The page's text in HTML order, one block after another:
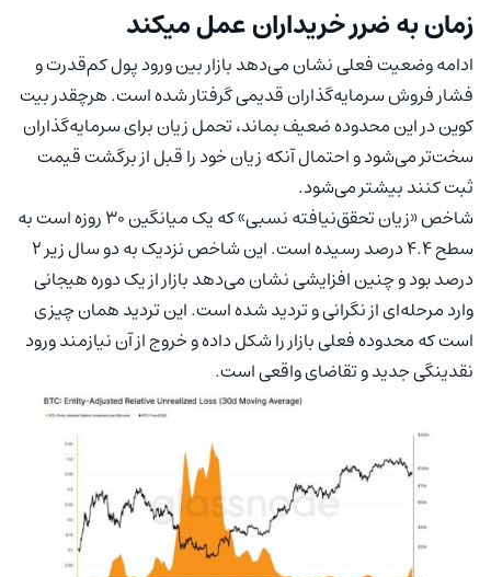
زمان به ضرر خریداران عمل میکند
ادامه وضعیت فعلی نشان می‌دهد بازار بین ورود پول کم‌قدرت و
فشار فروش سرمایه‌گذاران قدیمی گرفتار شده است. هرچقدر بیت
کوین در این محدوده ضعیف بماند، تحمل زیان برای سرمایه‌گذاران
سخت‌تر می‌شود و احتمال آنکه زیان خود را قبل از برگشت قیمت
ثبت کنند بیشتر می‌شود.
شاخص «زیان تحقق‌نیافته نسبی» که یک میانگین ۳۰ روزه است به
سطح ۴.۴ درصد رسیده است. این شاخص نزدیک به دو سال زیر ۲
درصد بود و چنین افزایشی نشان می‌دهد بازار از یک دوره هیجانی
وارد مرحله‌ای از نگرانی و تردید شده است. این تردید همان چیزی
است که محدوده فعلی بازار را شکل داده و خروج از آن نیازمند ورود
نقدینگی جدید و تقاضای واقعی است.